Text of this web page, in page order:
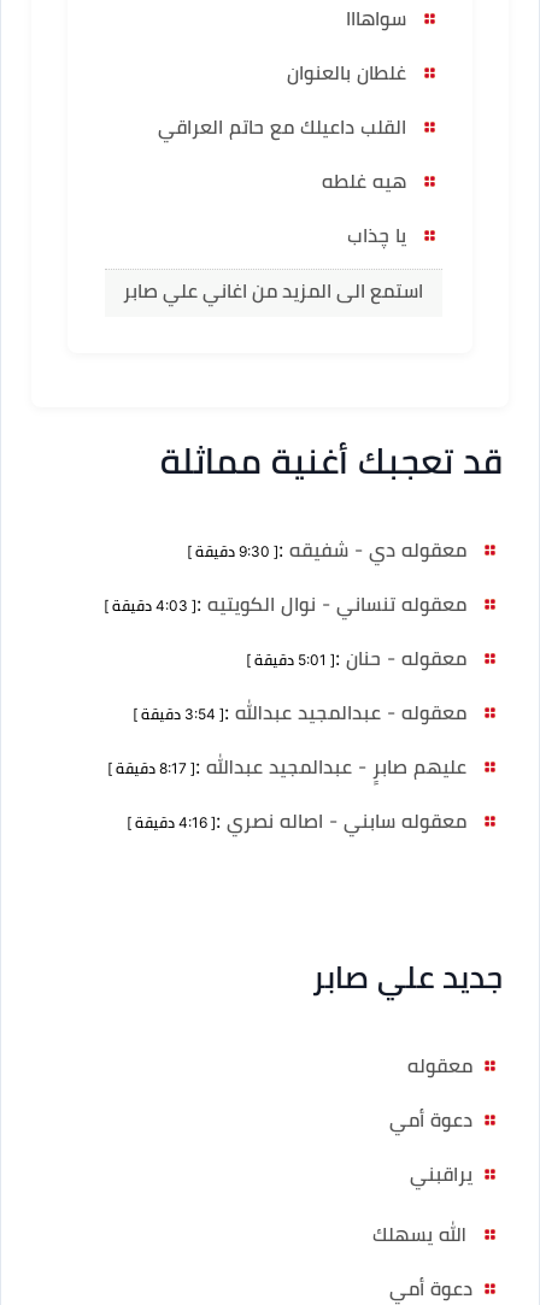
سواهااا
غلطان بالعنوان
القلب داعيلك مع حاتم العراقي
هيه غلطه
يا چذاب
استمع الى المزيد من اغاني علي صابر
قد تعجبك أغنية مماثلة
معقوله دي - شفيقه :[ 9:30 دقيقة ]
معقوله تنساني - نوال الكويتيه :[ 4:03 دقيقة ]
معقوله - حنان :[ 5:01 دقيقة ]
معقوله - عبدالمجيد عبدالله :[ 3:54 دقيقة ]
عليهم صابرٍ - عبدالمجيد عبدالله :[ 8:17 دقيقة ]
معقوله سابني - اصاله نصري :[ 4:16 دقيقة ]
جديد علي صابر
معقوله
دعوة أمي
يراقبني
الله يسهلك
دعوة أمي